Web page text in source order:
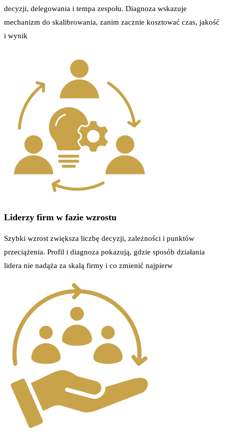
decyzji, delegowania i tempa zespołu. Diagnoza wskazuje
mechanizm do skalibrowania, zanim zacznie kosztować czas, jakość
i wynik
Liderzy firm w fazie wzrostu
Szybki wzrost zwiększa liczbę decyzji, zależności i punktów
przeciążenia. Profil i diagnoza pokazują, gdzie sposób działania
lidera nie nadąża za skalą firmy i co zmienić najpierw